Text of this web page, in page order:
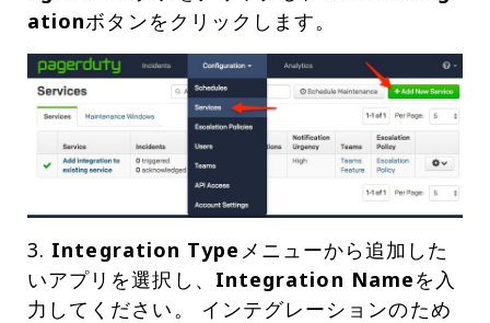
ationボタンをクリックします。
3. Integration Type メニューから追加した
いアプリを選択し、 Integration Nameを入
力してください。 インテグレーションのため